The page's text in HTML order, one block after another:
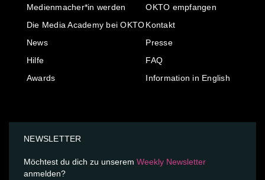
Medienmacher*in werden
Die Media Academy bei OKTO
News
Hilfe
Awards
OKTO empfangen
Kontakt
Presse
FAQ
Information in English
NEWSLETTER
Möchtest du dich zu unserem Weekly Newsletter
anmelden?